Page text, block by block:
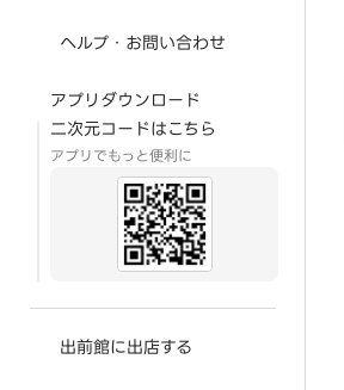
ヘルプ・お問い合わせ
アプリダウンロード
二次元コードはこちら
アプリでもっと便利に
出前館に出店する